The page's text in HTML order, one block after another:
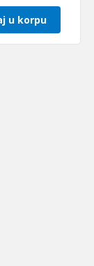
u korpu